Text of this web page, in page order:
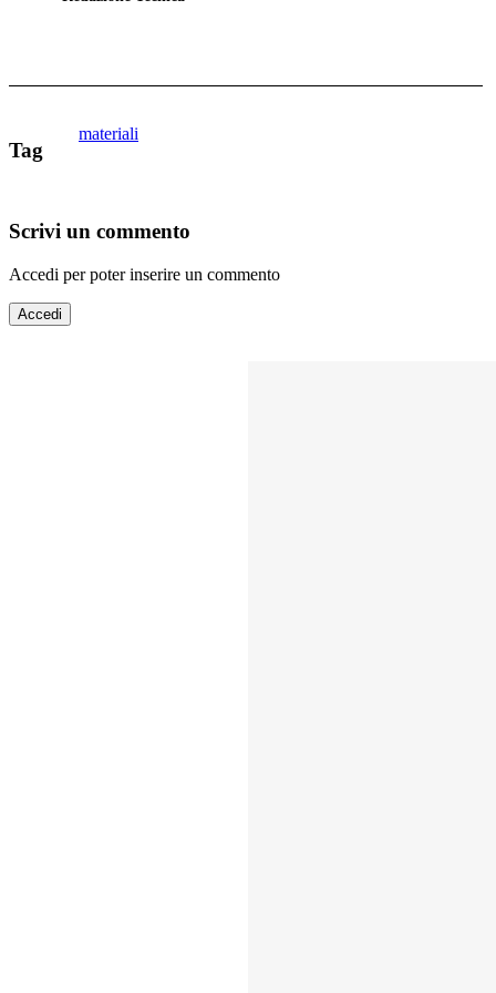
Tag
materiali
Scrivi un commento
Accedi per poter inserire un commento
Accedi